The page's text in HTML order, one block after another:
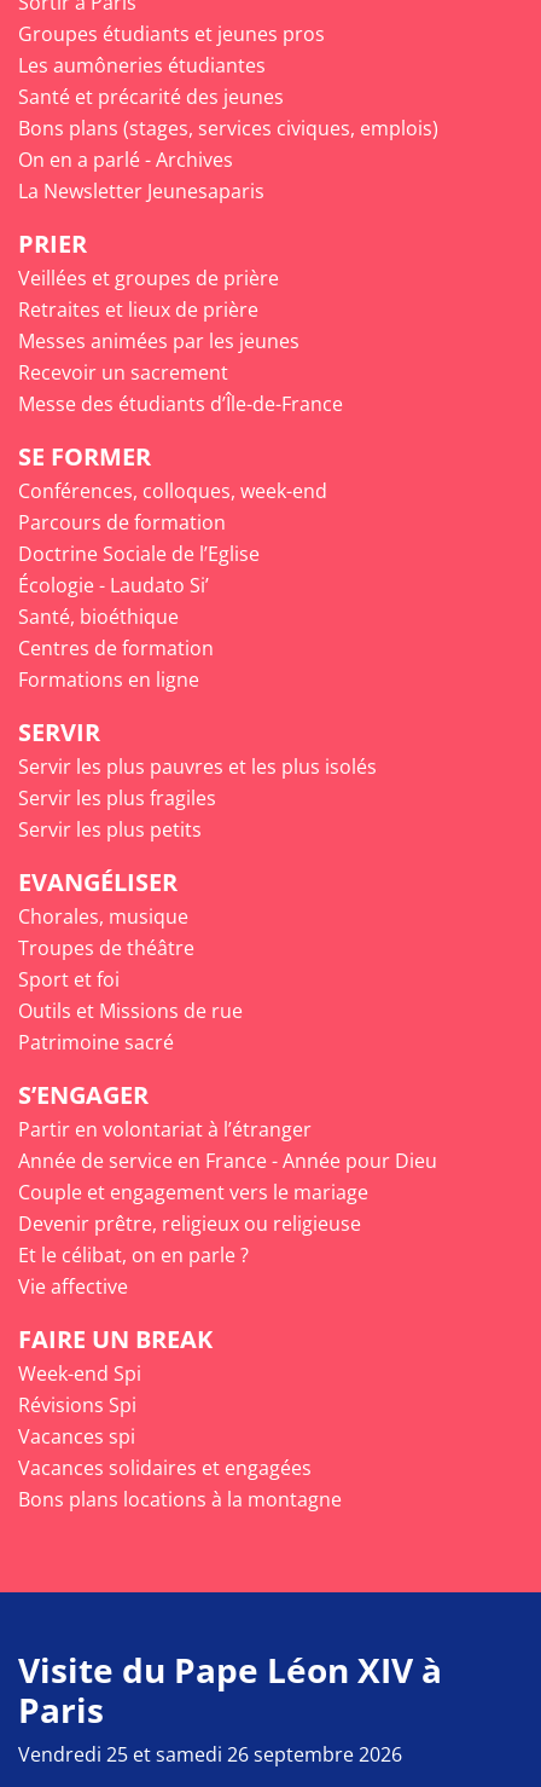
Groupes étudiants et jeunes pros
Les aumôneries étudiantes
Santé et précarité des jeunes
Bons plans (stages, services civiques, emplois)
On en a parlé - Archives
La Newsletter Jeunesaparis
PRIER
Veillées et groupes de prière
Retraites et lieux de prière
Messes animées par les jeunes
Recevoir un sacrement
Messe des étudiants d’Île-de-France
SE FORMER
Conférences, colloques, week-end
Parcours de formation
Doctrine Sociale de l’Eglise
Écologie - Laudato Si’
Santé, bioéthique
Centres de formation
Formations en ligne
SERVIR
Servir les plus pauvres et les plus isolés
Servir les plus fragiles
Servir les plus petits
EVANGÉLISER
Chorales, musique
Troupes de théâtre
Sport et foi
Outils et Missions de rue
Patrimoine sacré
S’ENGAGER
Partir en volontariat à l’étranger
Année de service en France - Année pour Dieu
Couple et engagement vers le mariage
Devenir prêtre, religieux ou religieuse
Et le célibat, on en parle ?
Vie affective
FAIRE UN BREAK
Week-end Spi
Révisions Spi
Vacances spi
Vacances solidaires et engagées
Bons plans locations à la montagne
Visite du Pape Léon XIV à
Paris
Vendredi 25 et samedi 26 septembre 2026